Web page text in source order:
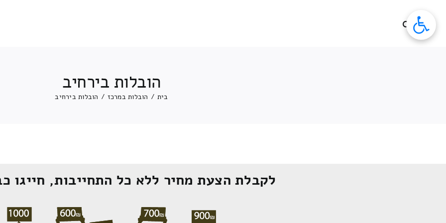
הובלות בירחיב
בית / הובלות במרכז / הובלות בירחיב
לקבלת הצעת מחיר ללא כל התחייבות, חייגו